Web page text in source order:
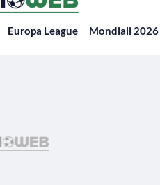
Europa League Mondiali 2026